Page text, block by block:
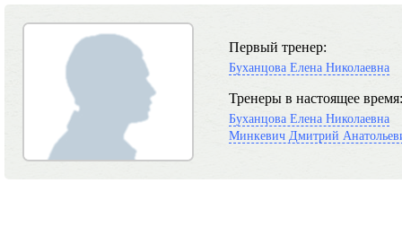
Первый тренер:
Буханцова Елена Николаевна
Тренеры в настоящее время:
Буханцова Елена Николаевна
Минкевич Дмитрий